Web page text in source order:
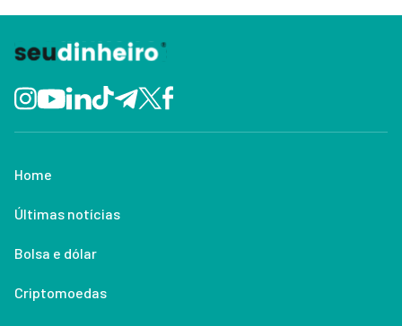
Home
Últimas notícias
Bolsa e dólar
Criptomoedas